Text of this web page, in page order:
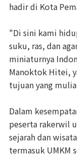
hadir di Kota
"Di sini kami
suku, ras, dan
miniaturnya
Manoktok Hitei,
tujuan yang
Dalam
peserta rakerwil
sejarah dan
termasuk UMKM